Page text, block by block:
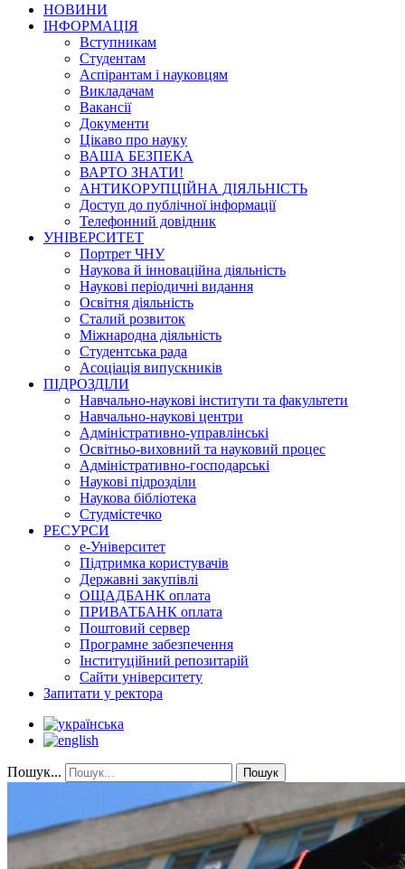
НОВИНИ
ІНФОРМАЦІЯ
Вступникам
Студентам
Аспірантам і науковцям
Викладачам
Вакансії
Документи
Цікаво про науку
ВАША БЕЗПЕКА
ВАРТО ЗНАТИ!
АНТИКОРУПЦІЙНА ДІЯЛЬНІСТЬ
Доступ до публічної інформації
Телефонний довідник
УНІВЕРСИТЕТ
Портрет ЧНУ
Наукова й інноваційна діяльність
Наукові періодичні видання
Освітня діяльність
Сталий розвиток
Міжнародна діяльність
Студентська рада
Асоціація випускників
ПІДРОЗДІЛИ
Навчально-наукові інститути та факультети
Навчально-наукові центри
Адміністративно-управлінські
Освітньо-виховний та науковий процес
Адміністративно-господарські
Наукові підрозділи
Наукова бібліотека
Студмістечко
РЕСУРСИ
е-Університет
Підтримка користувачів
Державні закупівлі
ОЩАДБАНК оплата
ПРИВАТБАНК оплата
Поштовий сервер
Програмне забезпечення
Інституційний репозитарій
Сайти університету
Запитати у ректора
Пошук... Пошук